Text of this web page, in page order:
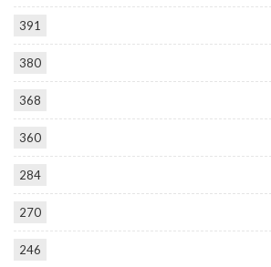
391
380
368
360
284
270
246